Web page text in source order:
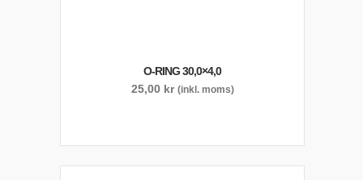
O-RING 30,0×4,0
25,00 kr (inkl. moms)